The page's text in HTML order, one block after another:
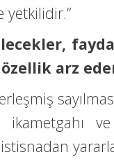
yetkilidir.”
arz
ikametgahı